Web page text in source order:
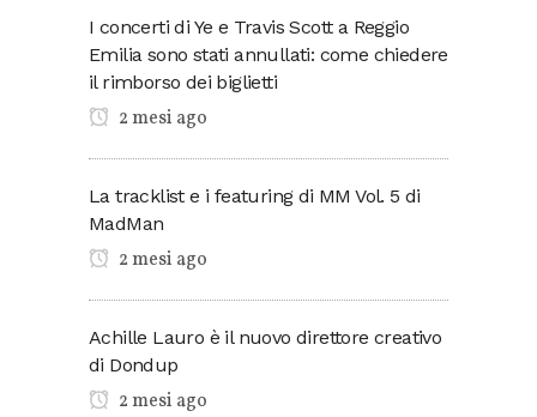
I concerti di Ye e Travis Scott a Reggio
Emilia sono stati annullati: come chiedere
il rimborso dei biglietti
2 mesi ago
La tracklist e i featuring di MM Vol. 5 di
MadMan
2 mesi ago
Achille Lauro è il nuovo direttore creativo
di Dondup
2 mesi ago